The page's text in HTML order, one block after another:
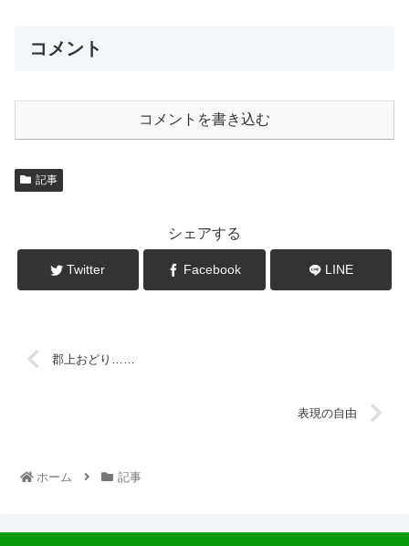
コメント
コメントを書き込む
記事
シェアする
Twitter Facebook LINE
郡上おどり……
表現の自由
ホーム 記事